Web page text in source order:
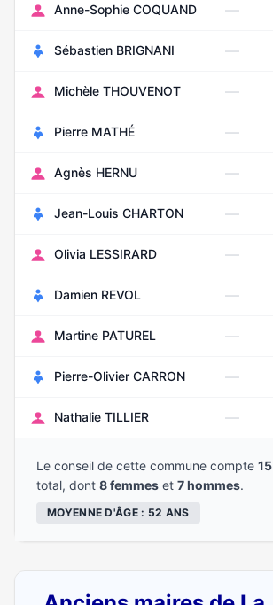
Anne-Sophie COQUAND —
Sébastien BRIGNANI —
Michèle THOUVENOT —
Pierre MATHÉ —
Agnès HERNU —
Jean-Louis CHARTON —
Olivia LESSIRARD —
Damien REVOL —
Martine PATUREL —
Pierre-Olivier CARRON —
Nathalie TILLIER —
Le conseil de cette commune compte 15
total, dont 8 femmes et 7 hommes.
MOYENNE D'ÂGE : 52 ANS